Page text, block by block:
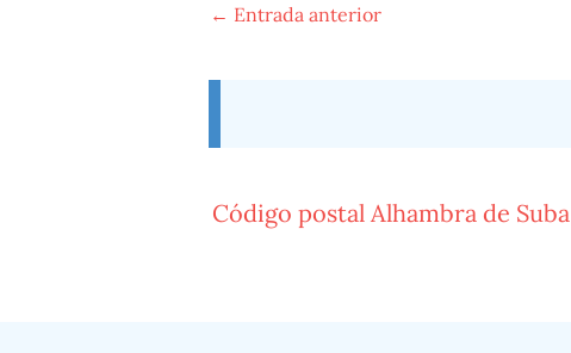
← Entrada anterior
Código postal Alhambra de Suba